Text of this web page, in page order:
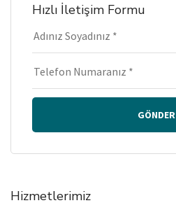
Hızlı İletişim Formu
GÖNDER
Hizmetlerimiz